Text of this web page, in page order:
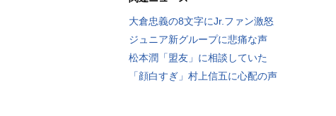
大倉忠義の8文字にJr.ファン激怒
ジュニア新グループに悲痛な声
松本潤「盟友」に相談していた
「顔白すぎ」村上信五に心配の声